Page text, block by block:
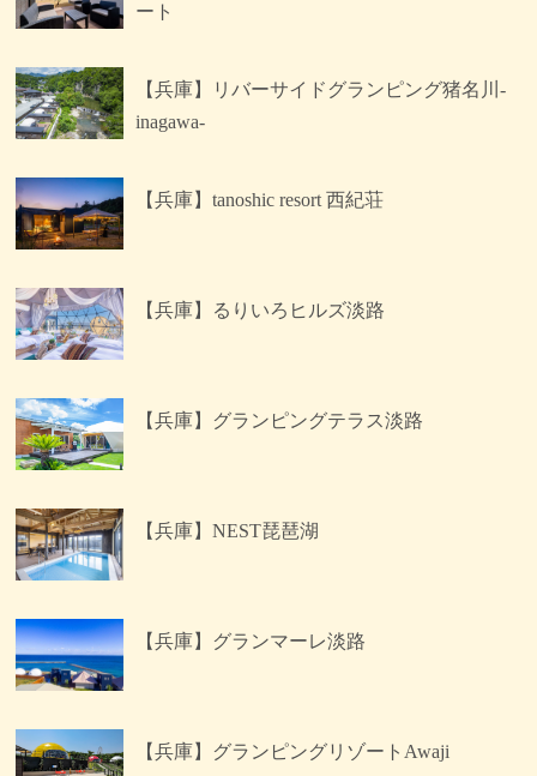
ート
【兵庫】リバーサイドグランピング猪名川-
inagawa-
【兵庫】tanoshic resort 西紀荘
【兵庫】るりいろヒルズ淡路
【兵庫】グランピングテラス淡路
【兵庫】NEST琵琶湖
【兵庫】グランマーレ淡路
【兵庫】グランピングリゾートAwaji